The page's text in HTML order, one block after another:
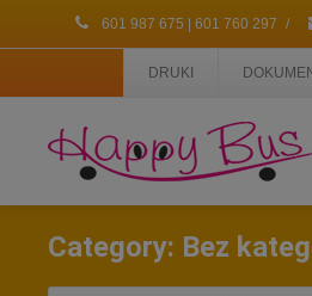
601 987 675 | 601 760 297 /
DRUKI
Category: Bez